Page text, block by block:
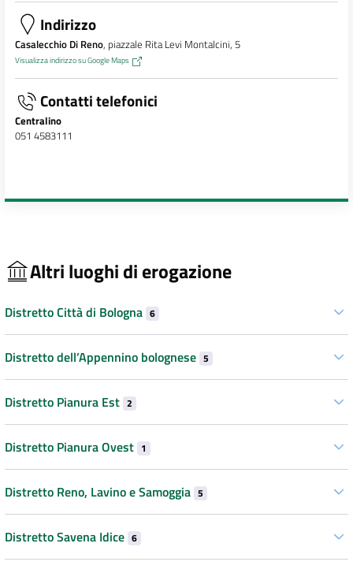
Indirizzo
Casalecchio Di Reno, piazzale Rita Levi Montalcini, 5
Visualizza indirizzo su Google Maps
Contatti telefonici
Centralino
051 4583111
Altri luoghi di erogazione
Distretto Città di Bologna 6
Distretto dell’Appennino bolognese 5
Distretto Pianura Est 2
Distretto Pianura Ovest 1
Distretto Reno, Lavino e Samoggia 5
Distretto Savena Idice 6